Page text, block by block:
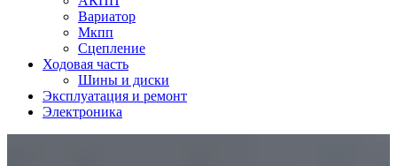
Вариатор
Мкпп
Сцепление
Ходовая часть
Шины и диски
Эксплуатация и ремонт
Электроника